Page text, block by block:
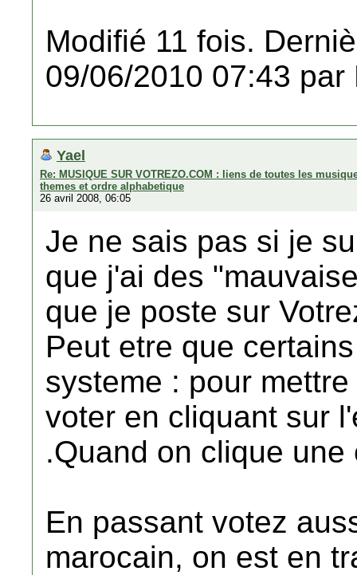
Modifié 11 fois.
09/06/2010 07:43 par
Yael
Re: MUSIQUE SUR VOTREZO.COM : liens de toutes les
themes et ordre alphabetique
26 avril 2008, 06:05
Je ne sais pas si je
que j'ai des
que je poste sur
Peut etre que
systeme : pour
voter en cliquant sur
.Quand on clique
En passant votez
marocain, on est en